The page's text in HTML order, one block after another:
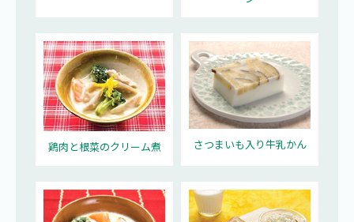
鶏肉と根菜のクリーム煮 さつまいも入り牛乳かん